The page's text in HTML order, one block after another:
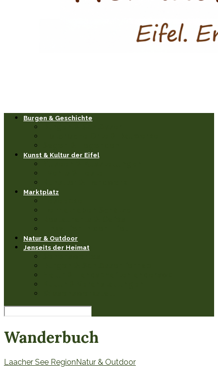
Burgen & Geschichte
Kunst & Kultur der Eifel
Marktplatz
Natur & Outdoor
Jenseits der Heimat
Wanderbuch
Laacher See Region Natur & Outdoor